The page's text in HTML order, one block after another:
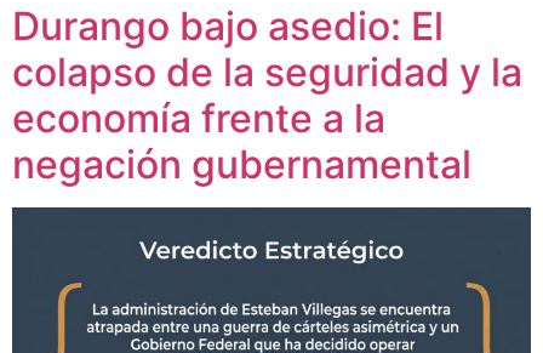
Durango bajo asedio: El
colapso de la seguridad y la
economía frente a la
negación gubernamental